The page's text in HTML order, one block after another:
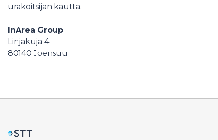
urakoitsijan kautta.
InArea Group
Linjakuja 4
80140 Joensuu